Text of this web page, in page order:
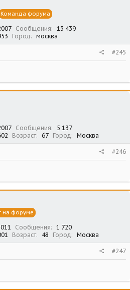
Команда форума
Сообщения
13 439
Город москва
#245
Сообщения
5 137
Возраст 67 Город Москва
#246
на форуме
Сообщения
1 720
Возраст 48 Город Москва
#247